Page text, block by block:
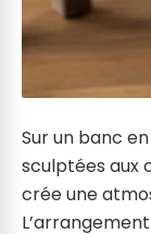
Sur un banc
sculptées aux
crée une